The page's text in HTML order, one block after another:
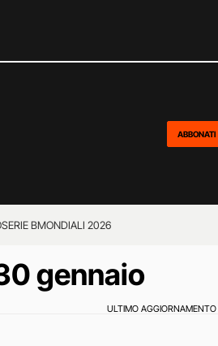
ABBONATI
SERIE BMONDIALI 2026
gennaio
ULTIMO AGGIORNAMENTO